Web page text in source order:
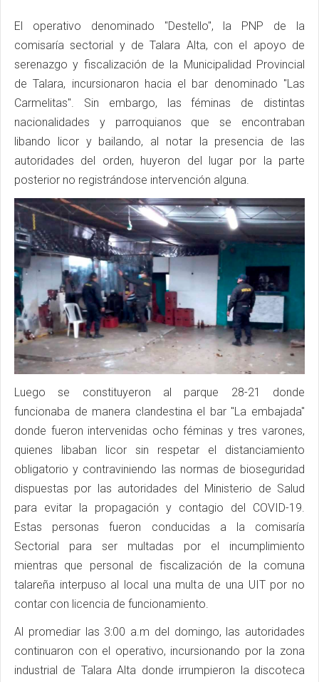
El operativo denominado "Destello", la PNP de la
comisaría sectorial y de Talara Alta, con el apoyo de
serenazgo y fiscalización de la Municipalidad Provincial
de Talara, incursionaron hacia el bar denominado "Las
Carmelitas". Sin embargo, las féminas de distintas
nacionalidades y parroquianos que se encontraban
libando licor y bailando, al notar la presencia de las
autoridades del orden, huyeron del lugar por la parte
posterior no registrándose intervención alguna.
Luego se constituyeron al parque 28-21 donde
funcionaba de manera clandestina el bar "La embajada"
donde fueron intervenidas ocho féminas y tres varones,
quienes libaban licor sin respetar el distanciamiento
obligatorio y contraviniendo las normas de bioseguridad
dispuestas por las autoridades del Ministerio de Salud
para evitar la propagación y contagio del COVID-19.
Estas personas fueron conducidas a la comisaría
Sectorial para ser multadas por el incumplimiento
mientras que personal de fiscalización de la comuna
talareña interpuso al local una multa de una UIT por no
contar con licencia de funcionamiento.
Al promediar las 3:00 a.m del domingo, las autoridades
continuaron con el operativo, incursionando por la zona
industrial de Talara Alta donde irrumpieron la discoteca